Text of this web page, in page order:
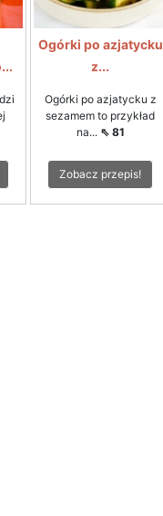
Ogórki po azjatycku
z...
Ogórki po azjatycku z
sezamem to przykład
na... ⇖ 81
Zobacz przepis!